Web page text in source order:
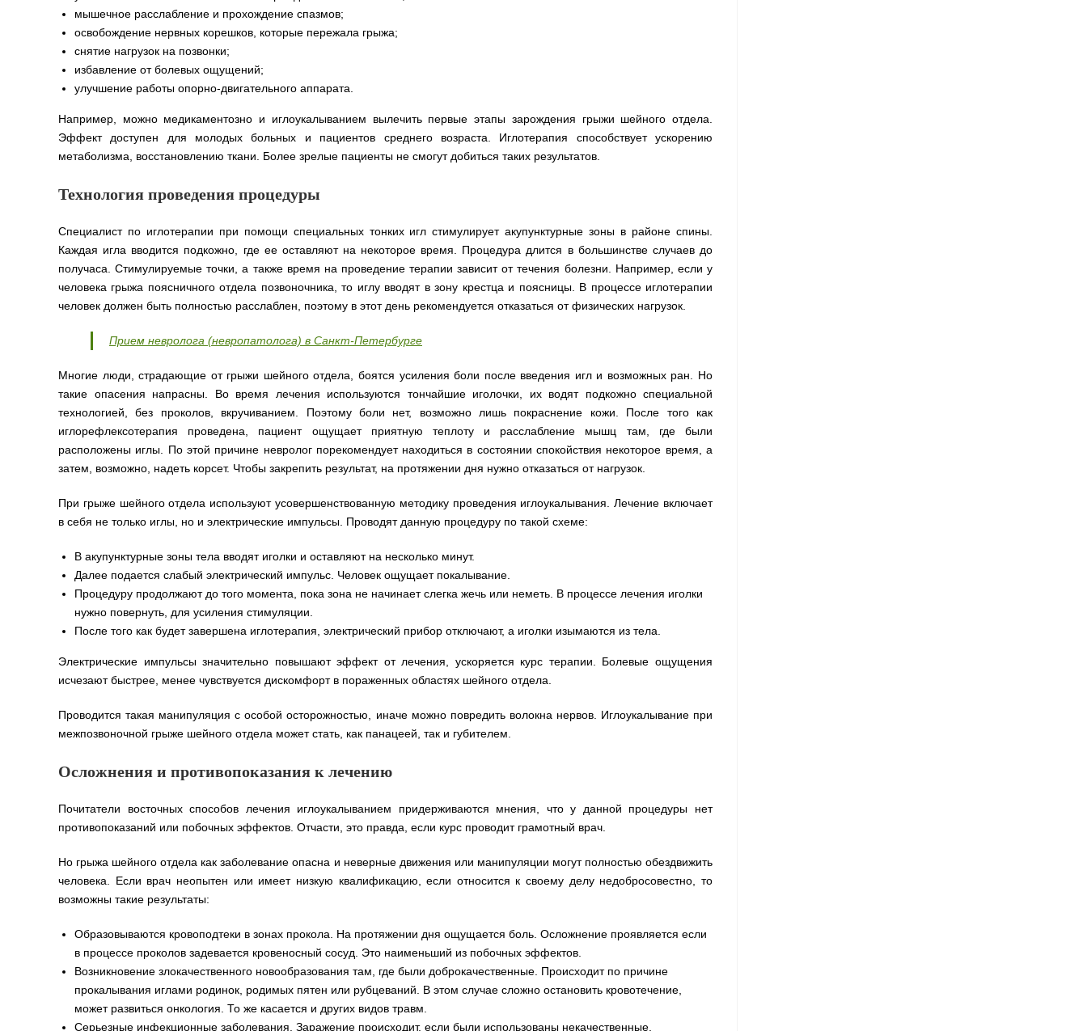
мышечное расслабление и прохождение спазмов;
освобождение нервных корешков, которые пережала грыжа;
снятие нагрузок на позвонки;
избавление от болевых ощущений;
улучшение работы опорно-двигательного аппарата.
Например, можно медикаментозно и иглоукалыванием вылечить первые этапы зарождения грыжи шейного отдела.
Эффект доступен для молодых больных и пациентов среднего возраста. Иглотерапия способствует ускорению
метаболизма, восстановлению ткани. Более зрелые пациенты не смогут добиться таких результатов.
Технология проведения процедуры
Специалист по иглотерапии при помощи специальных тонких игл стимулирует акупунктурные зоны в районе спины.
Каждая игла вводится подкожно, где ее оставляют на некоторое время. Процедура длится в большинстве случаев до
получаса. Стимулируемые точки, а также время на проведение терапии зависит от течения болезни. Например, если у
человека грыжа поясничного отдела позвоночника, то иглу вводят в зону крестца и поясницы. В процессе иглотерапии
человек должен быть полностью расслаблен, поэтому в этот день рекомендуется отказаться от физических нагрузок.
Прием невролога (невропатолога) в Санкт-Петербурге
Многие люди, страдающие от грыжи шейного отдела, боятся усиления боли после введения игл и возможных ран. Но
такие опасения напрасны. Во время лечения используются тончайшие иголочки, их водят подкожно специальной
технологией, без проколов, вкручиванием. Поэтому боли нет, возможно лишь покраснение кожи. После того как
иглорефлексотерапия проведена, пациент ощущает приятную теплоту и расслабление мышц там, где были
расположены иглы. По этой причине невролог порекомендует находиться в состоянии спокойствия некоторое время, а
затем, возможно, надеть корсет. Чтобы закрепить результат, на протяжении дня нужно отказаться от нагрузок.
При грыже шейного отдела используют усовершенствованную методику проведения иглоукалывания. Лечение включает
в себя не только иглы, но и электрические импульсы. Проводят данную процедуру по такой схеме:
В акупунктурные зоны тела вводят иголки и оставляют на несколько минут.
Далее подается слабый электрический импульс. Человек ощущает покалывание.
Процедуру продолжают до того момента, пока зона не начинает слегка жечь или неметь. В процессе лечения иголки
нужно повернуть, для усиления стимуляции.
После того как будет завершена иглотерапия, электрический прибор отключают, а иголки изымаются из тела.
Электрические импульсы значительно повышают эффект от лечения, ускоряется курс терапии. Болевые ощущения
исчезают быстрее, менее чувствуется дискомфорт в пораженных областях шейного отдела.
Проводится такая манипуляция с особой осторожностью, иначе можно повредить волокна нервов. Иглоукалывание при
межпозвоночной грыже шейного отдела может стать, как панацеей, так и губителем.
Осложнения и противопоказания к лечению
Почитатели восточных способов лечения иглоукалыванием придерживаются мнения, что у данной процедуры нет
противопоказаний или побочных эффектов. Отчасти, это правда, если курс проводит грамотный врач.
Но грыжа шейного отдела как заболевание опасна и неверные движения или манипуляции могут полностью обездвижить
человека. Если врач неопытен или имеет низкую квалификацию, если относится к своему делу недобросовестно, то
возможны такие результаты:
Образовываются кровоподтеки в зонах прокола. На протяжении дня ощущается боль. Осложнение проявляется если
в процессе проколов задевается кровеносный сосуд. Это наименьший из побочных эффектов.
Возникновение злокачественного новообразования там, где были доброкачественные. Происходит по причине
прокалывания иглами родинок, родимых пятен или рубцеваний. В этом случае сложно остановить кровотечение,
может развиться онкология. То же касается и других видов травм.
Серьезные инфекционные заболевания. Заражение происходит, если были использованы некачественные,